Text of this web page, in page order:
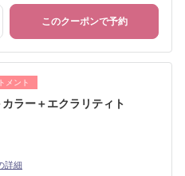
このクーポンで予約
メント
ラー＋エクラリティト
詳細